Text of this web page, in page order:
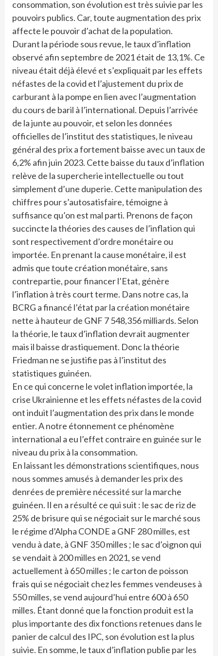
consommation, son évolution est très suivie par les
pouvoirs publics. Car, toute augmentation des prix
affecte le pouvoir d’achat de la population.
Durant la période sous revue, le taux d’inflation
observé afin septembre de 2021 était de 13,1%. Ce
niveau était déjà élevé et s’expliquait par les effets
néfastes de la covid et l’ajustement du prix de
carburant à la pompe en lien avec l’augmentation
du cours de baril à l’international. Depuis l’arrivée
de la junte au pouvoir, et selon les données
officielles de l’institut des statistiques, le niveau
général des prix a fortement baisse avec un taux de
6,2% afin juin 2023. Cette baisse du taux d’inflation
relève de la supercherie intellectuelle ou tout
simplement d’une duperie. Cette manipulation des
chiffres pour s’autosatisfaire, témoigne à
suffisance qu’on est mal parti. Prenons de façon
succincte la théories des causes de l’inflation qui
sont respectivement d’ordre monétaire ou
importée. En prenant la cause monétaire, il est
admis que toute création monétaire, sans
contrepartie, pour financer l’Etat, génère
l’inflation à très court terme. Dans notre cas, la
BCRG a financé l’état par la création monétaire
nette à hauteur de GNF 7 548,356 milliards. Selon
la théorie, le taux d’inflation devrait augmenter
mais il baisse drastiquement. Donc la théorie
Friedman ne se justifie pas à l’institut des
statistiques guinéen.
En ce qui concerne le volet inflation importée, la
crise Ukrainienne et les effets néfastes de la covid
ont induit l’augmentation des prix dans le monde
entier. A notre étonnement ce phénomène
international a eu l’effet contraire en guinée sur le
niveau du prix à la consommation.
En laissant les démonstrations scientifiques, nous
nous sommes amusés à demander les prix des
denrées de première nécessité sur la marche
guinéen. Il en a résulté ce qui suit : le sac de riz de
25% de brisure qui se négociait sur le marché sous
le régime d’Alpha CONDE a GNF 280 milles, est
vendu à date, à GNF 350 milles ; le sac d’oignon qui
se vendait à 200 milles en 2021, se vend
actuellement à 650 milles ; le carton de poisson
frais qui se négociait chez les femmes vendeuses à
550 milles, se vend aujourd’hui entre 600 à 650
milles. Étant donné que la fonction produit est la
plus importante des dix fonctions retenues dans le
panier de calcul des IPC, son évolution est la plus
suivie. En somme, le taux d’inflation publie par les